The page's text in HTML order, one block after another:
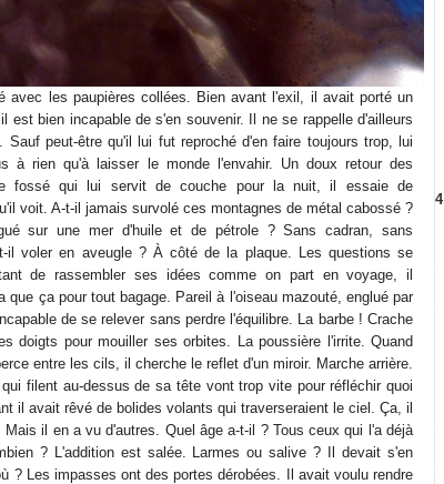
avec les paupières collées. Bien avant l'exil, il avait porté un
est bien incapable de s'en souvenir. Il ne se rappelle d'ailleurs
Sauf peut-être qu'il lui fut reproché d'en faire toujours trop, lui
à rien qu'à laisser le monde l'envahir. Un doux retour des
fossé qui lui servit de couche pour la nuit, il essaie de
voit. A-t-il jamais survolé ces montagnes de métal cabossé ?
sur une mer d'huile et de pétrole ? Sans cadran, sans
il voler en aveugle ? À côté de la plaque. Les questions se
de rassembler ses idées comme on part en voyage, il
que ça pour tout bagage. Pareil à l'oiseau mazouté, englué par
de se relever sans perdre l'équilibre. La barbe ! Crache
doigts pour mouiller ses orbites. La poussière l'irrite. Quand
entre les cils, il cherche le reflet d'un miroir. Marche arrière.
qui filent au-dessus de sa tête vont trop vite pour réfléchir quoi
il avait rêvé de bolides volants qui traverseraient le ciel. Ça, il
Mais il en a vu d'autres. Quel âge a-t-il ? Tous ceux qui l'a déjà
? L'addition est salée. Larmes ou salive ? Il devait s'en
? Les impasses ont des portes dérobées. Il avait voulu rendre